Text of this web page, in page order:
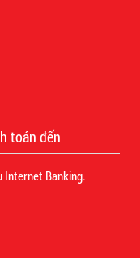
toán đến
Internet Banking.